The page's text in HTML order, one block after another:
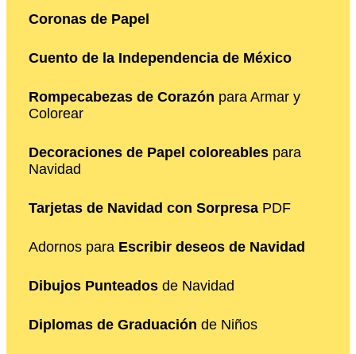
Coronas de Papel
Cuento de la Independencia de México
Rompecabezas de Corazón para Armar y
Colorear
Decoraciones de Papel coloreables para
Navidad
Tarjetas de Navidad con Sorpresa PDF
Adornos para Escribir deseos de Navidad
Dibujos Punteados de Navidad
Diplomas de Graduación de Niños